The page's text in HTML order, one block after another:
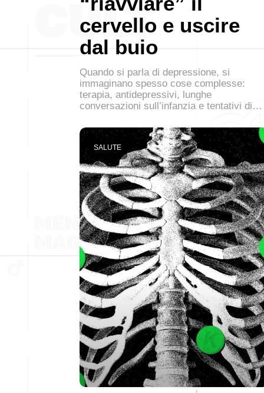
cervello e uscire
dal buio
Quando si parla di depressione, si
immaginano spesso cose complesse:
terapia, antidepressivi, lunghe
conversazioni sull’infanzia e tentativi di…
SALUTE